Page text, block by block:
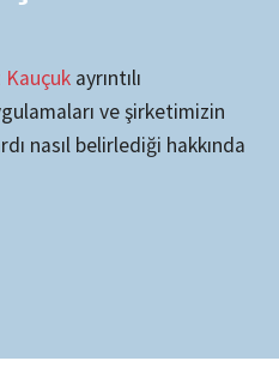
Kauçuk ayrıntılı
ve şirketimizin
nasıl belirlediği hakkında